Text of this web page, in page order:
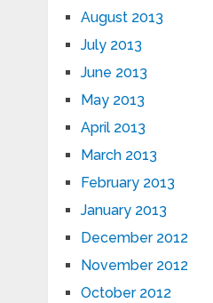
August 2013
July 2013
June 2013
May 2013
April 2013
March 2013
February 2013
January 2013
December 2012
November 2012
October 2012